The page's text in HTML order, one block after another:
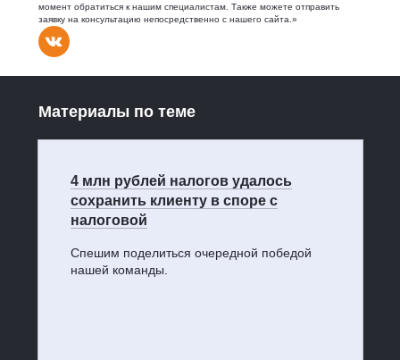
момент обратиться к нашим специалистам. Также можете отправить
заявку на консультацию непосредственно с нашего сайта.»
Материалы по теме
4 млн рублей налогов удалось
сохранить клиенту в споре с
налоговой
Спешим поделиться очередной победой
нашей команды.